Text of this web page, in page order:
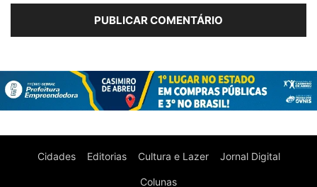
Cidades Editorias Cultura e Lazer Jornal Digital
Colunas